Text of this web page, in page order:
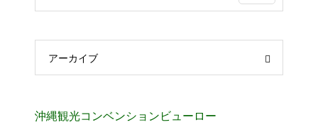
アーカイブ
沖縄観光コンベンションビューロー